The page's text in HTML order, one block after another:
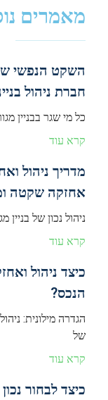
מאמרים
השקט הנפשי
חברת ניהול
כל מי שגר בבניין
קרא עוד
מדריך ניהול
אחזקה שקטה
ניהול נכון של
קרא עוד
כיצד ניהול
הנכס?
הגדרה מילונית:
של
קרא עוד
כיצד לבחור